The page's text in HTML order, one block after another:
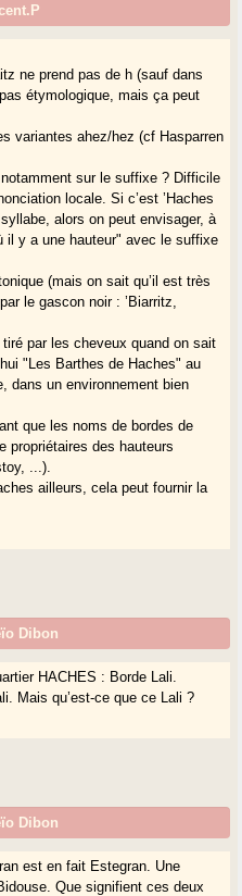
ne prend pas de h (sauf dans
étymologique, mais ça peut
variantes ahez/hez (cf Hasparren
sur le suffixe ? Difficile
locale. Si c’est ’Haches
alors on peut envisager, à
il y a une hauteur" avec le suffixe
(mais on sait qu’il est très
le gascon noir : ’Biarritz,
par les cheveux quand on sait
"Les Barthes de Haches" au
dans un environnement bien
que les noms de bordes de
propriétaires des hauteurs
...).
ailleurs, cela peut fournir la
Dibon
HACHES : Borde Lali.
Mais qu’est-ce que ce Lali ?
Dibon
est en fait Estegran. Une
Que signifient ces deux